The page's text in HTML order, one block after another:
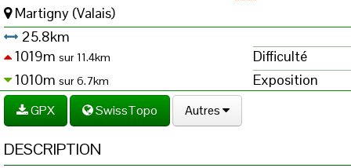
Martigny (Valais)
25.8km
1019m sur 11.4km
Difficulté
1010m sur 6.7km Exposition
GPX SwissTopo Autres
DESCRIPTION